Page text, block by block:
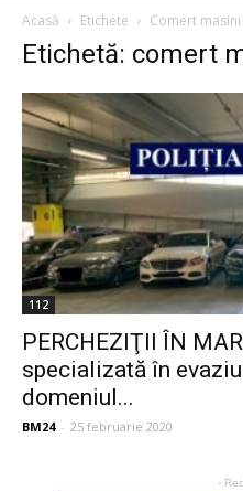
Acasă Etichete Comert
Etichetă: comert
112
PERCHEZIŢII ÎN
specializată în
domeniul...
BM24 - 25 februarie 2020
-